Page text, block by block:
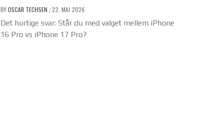
BYOSCAR TECHSEN /22. MAJ 2026
Det hurtige svar: Står du med valget mellem iPhone
16 Pro vs iPhone 17 Pro?